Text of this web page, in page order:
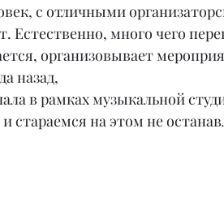
с отличными
Естественно, много чего
организовывает
назад,
в рамках музыкальной
стараемся на этом не